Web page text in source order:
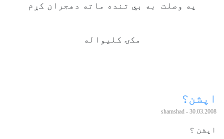
په وصلت به بي تنده ماته دهجران کړم
مکۍ کليواله
اپشن؟
30.03.2008
- shamshad
اپشن ؟